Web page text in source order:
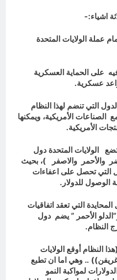
اشياء:-
عملة الولايات المتحدة
على الحماية العسكرية
عسكرية.
التي تنضم لهذا النظام
الصناعات الأمريكية، ويمكنها
الأمريكية.
الولايات المتحدة دول
والأحمر والاصفر )، بحيث
التي تحصل على اعفاءات
الوصول للدولار.
التي تعقد اتفاقيات
الأحمر ” يضم دول
النظام.
النظام أوقع الولايات
.. وهي اما ان تطبع
لمواكبة النمو